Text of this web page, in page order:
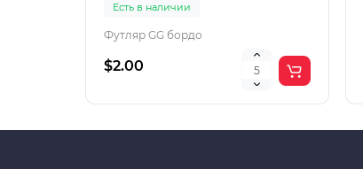
Есть в наличии
Футляр GG бордо
$2.00